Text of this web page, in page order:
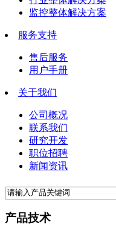
监控整体解决方案
服务支持
售后服务
用户手册
关于我们
公司概况
联系我们
研究开发
职位招聘
新闻资讯
产品技术